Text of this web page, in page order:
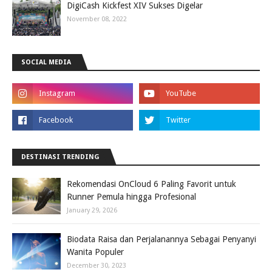
DigiCash Kickfest XIV Sukses Digelar
November 08, 2022
SOCIAL MEDIA
DESTINASI TRENDING
Rekomendasi OnCloud 6 Paling Favorit untuk
Runner Pemula hingga Profesional
January 29, 2026
Biodata Raisa dan Perjalanannya Sebagai Penyanyi
Wanita Populer
December 30, 2023